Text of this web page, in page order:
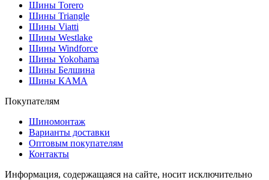
Шины Torero
Шины Triangle
Шины Viatti
Шины Westlake
Шины Windforce
Шины Yokohama
Шины Белшина
Шины КАМА
Покупателям
Шиномонтаж
Варианты доставки
Оптовым покупателям
Контакты
Информация, содержащаяся на сайте, носит исключительно